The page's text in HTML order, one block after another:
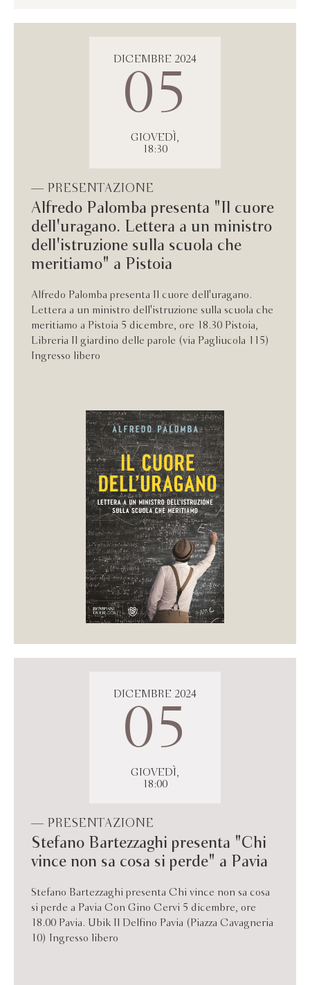
DICEMBRE 2024
05
GIOVEDÌ,
18:30
— PRESENTAZIONE
Alfredo Palomba presenta "Il cuore
dell'uragano. Lettera a un ministro
dell'istruzione sulla scuola che
meritiamo" a Pistoia
Alfredo Palomba presenta Il cuore dell'uragano.
Lettera a un ministro dell'istruzione sulla scuola che
meritiamo a Pistoia 5 dicembre, ore 18.30 Pistoia,
Libreria Il giardino delle parole (via Pagliucola 115)
Ingresso libero
DICEMBRE 2024
05
GIOVEDÌ,
18:00
— PRESENTAZIONE
Stefano Bartezzaghi presenta "Chi
vince non sa cosa si perde" a Pavia
Stefano Bartezzaghi presenta Chi vince non sa cosa
si perde a Pavia Con Gino Cervi 5 dicembre, ore
18.00 Pavia. Ubik Il Delfino Pavia (Piazza Cavagneria
10) Ingresso libero